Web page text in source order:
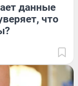
данные
что